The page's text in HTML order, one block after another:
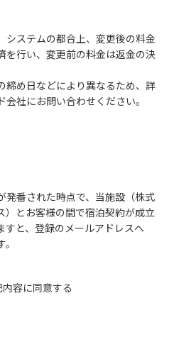
為（夜間の大声での談笑等）や
行為はお止めください。
ル）は室内およびデッキ部分
面またはアスファルト面にて
ご利用ください。
確認をお願いいたします。
の持ち出しは禁止です。
ならびに禁止事項】
ご遠慮願います。
での行動はご遠慮ください。
ないでください。
為（夜間の大声での談笑等）や
システムの都合上、変更後の料金
を行い、変更前の料金は返金の決
締め日などにより異なるため、詳
社にお問い合わせください。
発番された時点で、当施設（株式
）とお客様の間で宿泊契約が成立
すと、登録のメールアドレスへ
容に同意する